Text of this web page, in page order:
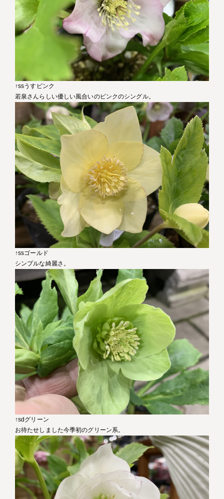
↑ssうすピンク
若泉さんらしい優しい風合いのピンクのシングル。
↑ssゴールド
シンプルな綺麗さ。
↑sdグリーン
お待たせしました今季初のグリーン系。